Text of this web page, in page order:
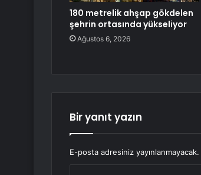
180 metrelik ahşap gökdelen
şehrin ortasında yükseliyor
Ağustos 6, 2026
Bir yanıt yazın
E-posta adresiniz yayınlanmayacak.